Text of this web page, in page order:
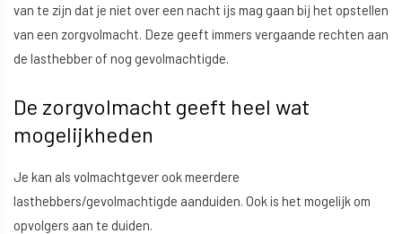
van te zijn dat je niet over een nacht ijs mag gaan bij het opstellen
van een zorgvolmacht. Deze geeft immers vergaande rechten aan
de lasthebber of nog gevolmachtigde.
De zorgvolmacht geeft heel wat
mogelijkheden
Je kan als volmachtgever ook meerdere
lasthebbers/gevolmachtigde aanduiden. Ook is het mogelijk om
opvolgers aan te duiden.